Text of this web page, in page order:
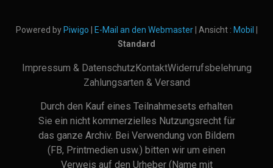
Powered by Piwigo E-Mail an den Webmaster| Ansicht : Mobil
Standard
Impressum & DatenschutzKontaktWiderrufsbelehrung
Zahlungsarten & Versand
Durch den Kauf eines Teilnahmesets erhalten
Sie ein nicht kommerzielles Nutzungsrecht für
das ganze Archiv. Bei Verwendung von Bildern
(FB, Printmedien usw.) bitten wir um einen
Verweis auf den Urheber (Name mit